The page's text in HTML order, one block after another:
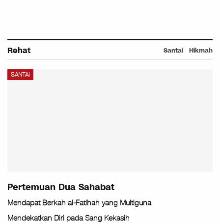
Rehat Hikmah
Santai
SANTAI
Pertemuan Dua Sahabat
Mendapat Berkah al-Fatihah yang Multiguna
Mendekatkan Diri pada Sang Kekasih